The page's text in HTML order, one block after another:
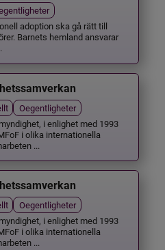
adoption ska gå rätt till
Barnets hemland ansvarar
Oegentligheter
i enlighet med 1993
i olika internationella
...
Oegentligheter
i enlighet med 1993
i olika internationella
...